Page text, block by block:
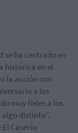
se ha centrado en
histórica en el
la acción con
a los
muy fieles a los
algo distinto",
Caserío.